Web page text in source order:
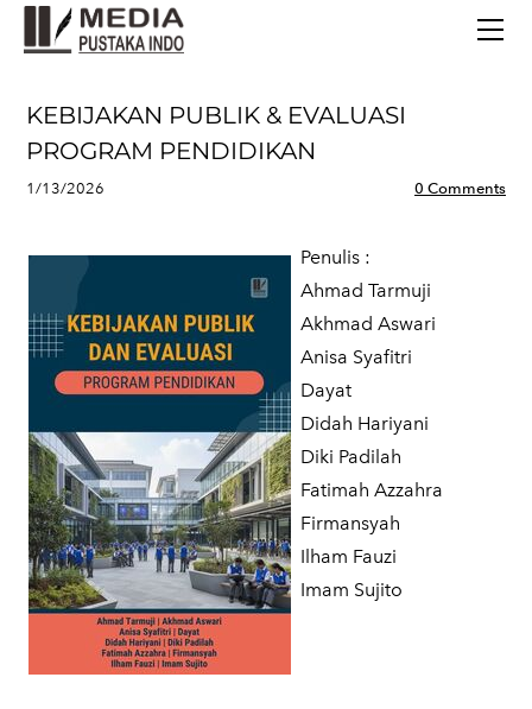
KEBIJAKAN PUBLIK & EVALUASI
PROGRAM PENDIDIKAN
1/13/2026 0 Comments
Penulis :
Ahmad Tarmuji
Akhmad Aswari
Anisa Syafitri
Dayat
Didah Hariyani
Diki Padilah
Fatimah Azzahra
Firmansyah
Ilham Fauzi
Imam Sujito​